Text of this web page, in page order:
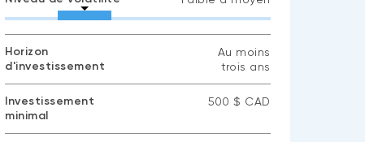
Horizon
d'investissement
Au moins
trois ans
Investissement
minimal
500 $ CAD